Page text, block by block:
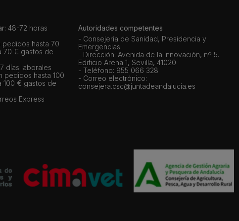
48-72 horas
pedidos hasta 70
70 € gastos de
días laborales
pedidos hasta 100
100 € gastos de
Express
Autoridades competentes
- Consejería de Sanidad, Presidencia y
Emergencias
- Dirección: Avenida de la Innovación, nº 5.
Edificio Arena 1, Sevilla, 41020
- Teléfono: 955 066 328
- Correo electrónico:
consejera.csc@juntadeandalucia.es